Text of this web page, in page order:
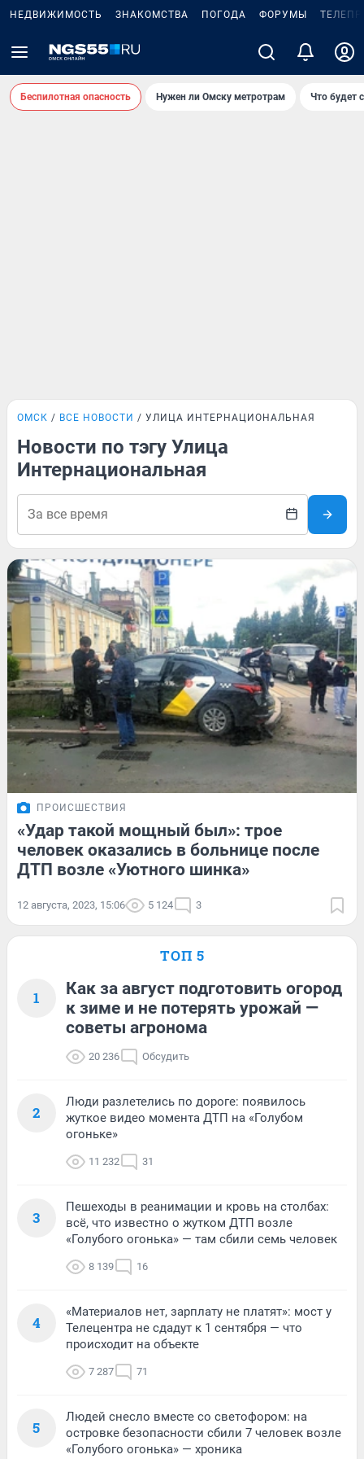
НЕДВИЖИМОСТЬ ЗНАКОМСТВА ПОГОДА ФОРУМЫ
Беспилотная опасность Нужен ли Омску метротрам Что будет
ОМСК ВСЕ НОВОСТИ УЛИЦА ИНТЕРНАЦИОНАЛЬНАЯ
Новости по тэгу Улица
Интернациональная
ПРОИСШЕСТВИЯ
«Удар такой мощный был»: трое
человек оказались в больнице после
ДТП возле «Уютного шинка»
12 августа, 2023, 15:06 5 124 3
ТОП 5
1
Как за август подготовить огород
к зиме и не потерять урожай —
советы агронома
20 236 Обсудить
2
Люди разлетелись по дороге: появилось
жуткое видео момента ДТП на «Голубом
огоньке»
11 232 31
3
Пешеходы в реанимации и кровь на столбах:
всё, что известно о жутком ДТП возле
«Голубого огонька» — там сбили семь человек
8 139 16
4
«Материалов нет, зарплату не платят»: мост у
Телецентра не сдадут к 1 сентября — что
происходит на объекте
7 287 71
5
Людей снесло вместе со светофором: на
островке безопасности сбили 7 человек возле
«Голубого огонька» — хроника